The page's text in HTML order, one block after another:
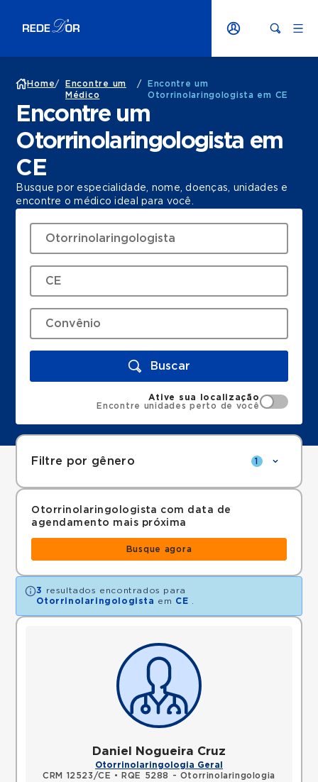
Home/
Encontre um
Médico
/
Encontre um
Otorrinolaringologista em CE
Encontre um
Otorrinolaringologista em
CE
Busque por especialidade, nome, doenças, unidades e
encontre o médico ideal para você.
Buscar
Ative sua localização
Encontre unidades perto de você
Filtre por gênero 1
Otorrinolaringologista com data de
agendamento mais próxima
Busque agora
3
resultados encontrados para
Otorrinolaringologista em CE
Daniel Nogueira Cruz
Otorrinolaringologia Geral
CRM 12523/CE •
RQE 5288 - Otorrinolaringologia